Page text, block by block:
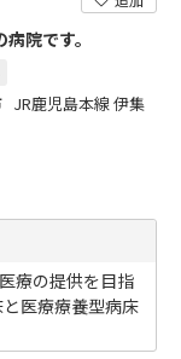
院です。
JR鹿児島本線 伊集
療の提供を目指
医療療養型病床